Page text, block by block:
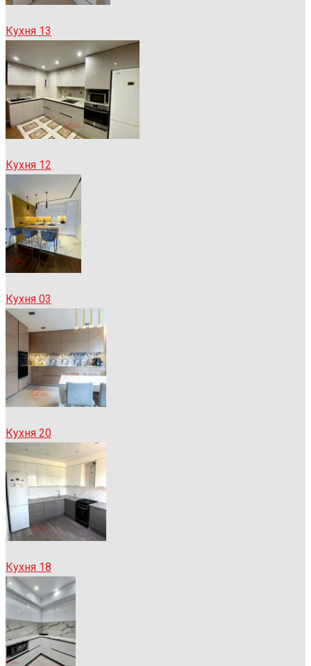
Кухня 13
Кухня 12
Кухня 03
Кухня 20
Кухня 18